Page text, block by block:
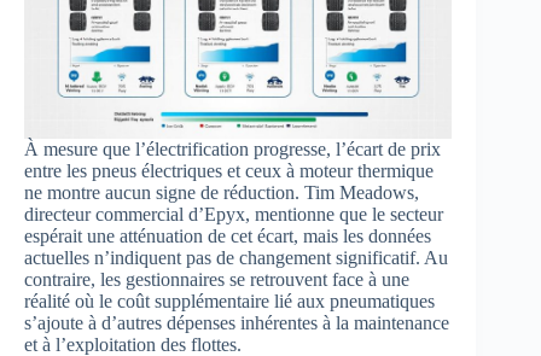
À mesure que l’électrification progresse, l’écart de prix
entre les pneus électriques et ceux à moteur thermique
ne montre aucun signe de réduction. Tim Meadows,
directeur commercial d’Epyx, mentionne que le secteur
espérait une atténuation de cet écart, mais les données
actuelles n’indiquent pas de changement significatif. Au
contraire, les gestionnaires se retrouvent face à une
réalité où le coût supplémentaire lié aux pneumatiques
s’ajoute à d’autres dépenses inhérentes à la maintenance
et à l’exploitation des flottes.